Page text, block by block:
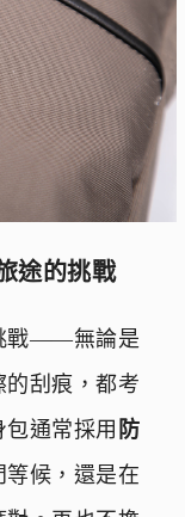
途的挑戰
戰——無論是
刮痕，都考
通常採用 防
等候，還是在